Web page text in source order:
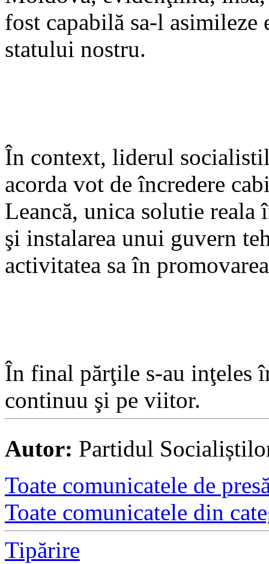
fost capabilă sa-l
statului nostru.
În context, liderul
acorda vot de încredere
Leancă, unica solutie reala
şi instalarea unui guvern
activitatea sa în
În final părţile s-au inţeles
continuu şi pe viitor.
Autor: Partidul
Toate comunicatele de
Toate comunicatele din
Tipărire